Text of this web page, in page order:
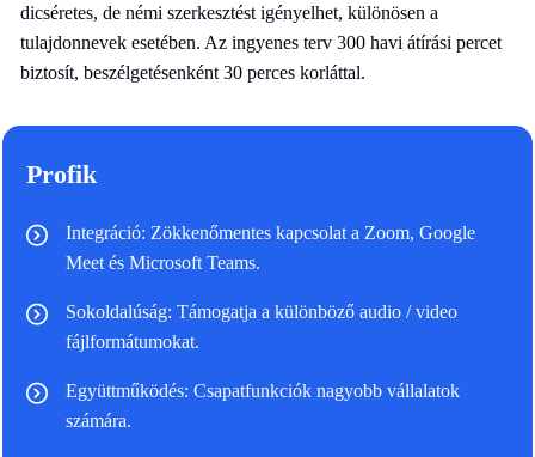
dicséretes, de némi szerkesztést igényelhet, különösen a
tulajdonnevek esetében. Az ingyenes terv 300 havi átírási percet
biztosít, beszélgetésenként 30 perces korláttal.
Profik
Integráció: Zökkenőmentes kapcsolat a Zoom, Google
Meet és Microsoft Teams.
Sokoldalúság: Támogatja a különböző audio / video
fájlformátumokat.
Együttműködés: Csapatfunkciók nagyobb vállalatok
számára.